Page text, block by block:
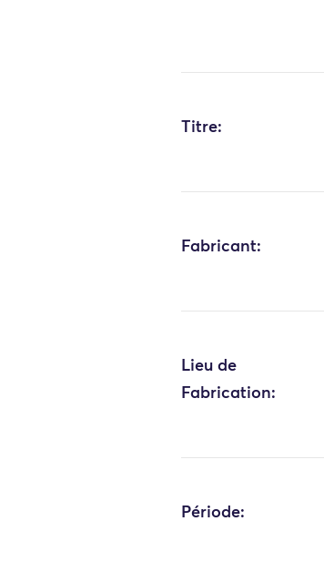
Titre:
Fabricant:
Lieu de
Fabrication:
Période: